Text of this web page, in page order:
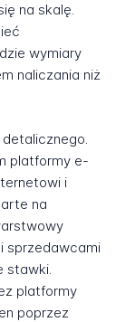
na skalę.
wymiary
naliczania niż
detalicznego.
platformy e-
i
na
sprzedawcami
stawki.
platformy
poprzez